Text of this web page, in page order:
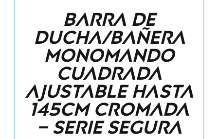
Barra de
ducha/bañera
monomando
cuadrada
ajustable hasta
145CM cromada
– Serie Segura